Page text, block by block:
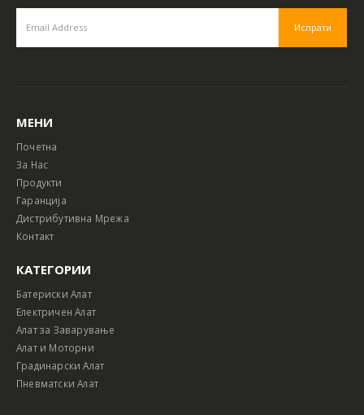
МЕНИ
Почетна
За Нас
Продукти
Гаранција
Дистрибутивна Мрежа
Контакт
КАТЕГОРИИ
Батериски Алат
Електричен Алат
Алат за Заварување
Алат и Моторни
Градинарски Алат
Пневматски Алат